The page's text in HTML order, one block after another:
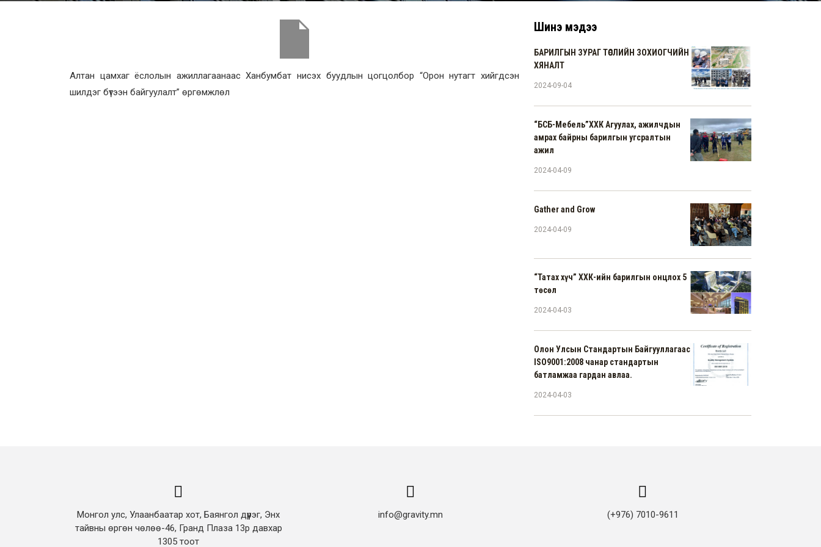
Алтан цамхаг ёслолын ажиллагаанаас Ханбумбат нисэх буудлын цогцолбор “Орон нутагт хийгдсэн
шилдэг бүтээн байгуулалт” өргөмжлөл
Шинэ мэдээ
БАРИЛГЫН ЗУРАГ ТӨСЛИЙН ЗОХИОГЧИЙН
ХЯНАЛТ
2024-09-04
“БСБ-Мебель”ХХК Агуулах, ажилчдын
амрах байрны барилгын угсралтын
ажил
2024-04-09
Gather and Grow
2024-04-09
“Татах хүч” ХХК-ийн барилгын онцлох 5
төсөл
2024-04-03
Олон Улсын Стандартын Байгууллагаас
ISO9001:2008 чанар стандартын
батламжаа гардан авлаа.
2024-04-03
Монгол улс, Улаанбаатар хот, Баянгол дүүрэг, Энх
тайвны өргөн чөлөө-46, Гранд Плаза 13р давхар
1305 тоот
info@gravity.mn (+976) 7010-9611